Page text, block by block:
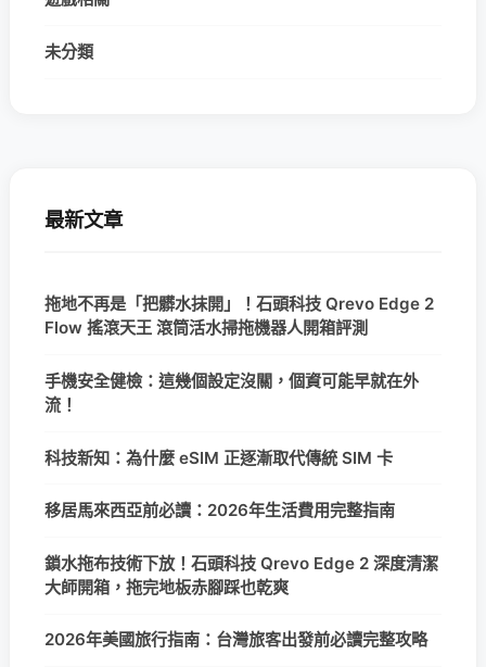
未分類
最新文章
拖地不再是「把髒水抹開」！石頭科技 Qrevo Edge 2
Flow 搖滾天王 滾筒活水掃拖機器人開箱評測
手機安全健檢：這幾個設定沒關，個資可能早就在外
流！
科技新知：為什麼 eSIM 正逐漸取代傳統 SIM 卡
移居馬來西亞前必讀：2026年生活費用完整指南
鎖水拖布技術下放！石頭科技 Qrevo Edge 2 深度清潔
大師開箱，拖完地板赤腳踩也乾爽
2026年美國旅行指南：台灣旅客出發前必讀完整攻略